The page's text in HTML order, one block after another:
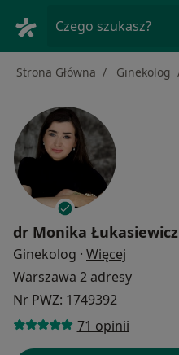
Czego szukasz?
Strona Główna Ginekolog
dr Monika Łukasiewicz
Ginekolog · Więcej
Warszawa 2 adresy
Nr PWZ: 1749392
71 opinii